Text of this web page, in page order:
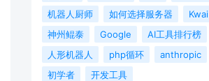
机器人厨师
如何选择服务器 Kwai
神州鲲泰
Google AI工具排行榜
人形机器人
php循环 anthropic
初学者
开发工具